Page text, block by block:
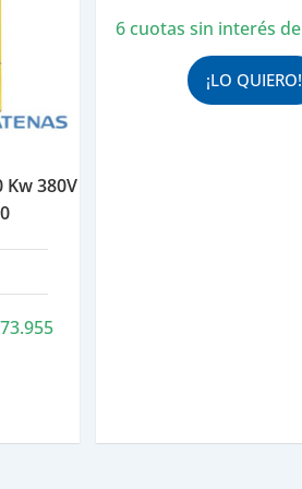
380V
6 cuotas sin interés de
¡LO QUIERO!